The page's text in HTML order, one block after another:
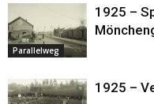
Parallelweg
1925 –
1925 –